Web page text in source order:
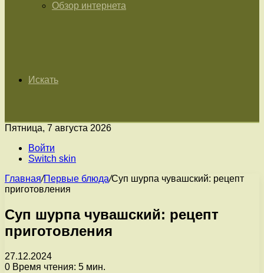
Обзор интернета
Искать
Пятница, 7 августа 2026
Войти
Switch skin
Главная/Первые блюда/Суп шурпа чувашский: рецепт
приготовления
Суп шурпа чувашский: рецепт
приготовления
27.12.2024
0 Время чтения: 5 мин.